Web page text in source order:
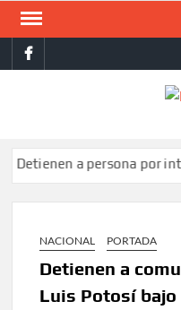
Saltar
contenidofacebook
a persona por intentar
NACIONAL PORTADA
Detienen a
Luis Potosí bajo